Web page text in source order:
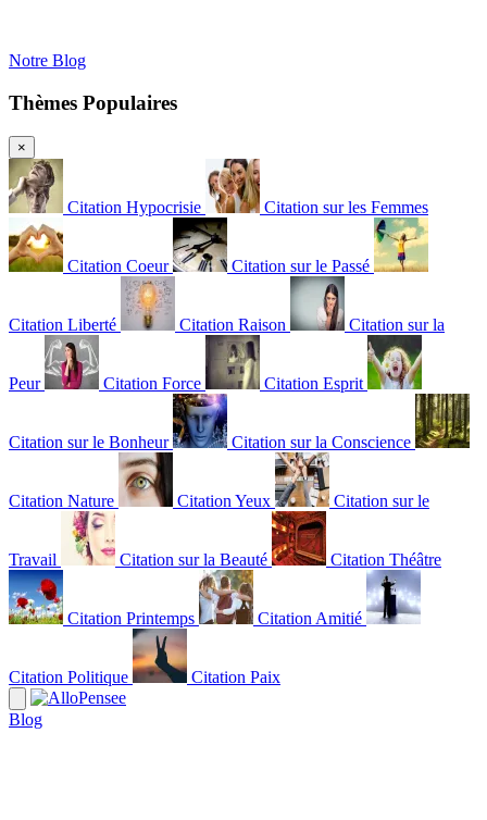
Notre Blog
Thèmes Populaires
×
Citation Hypocrisie Citation sur les Femmes
Citation Coeur Citation sur le Passé
Citation Liberté Citation Raison Citation sur la
Peur Citation Force Citation Esprit
Citation sur le Bonheur Citation sur la Conscience
Citation Nature Citation Yeux Citation sur le
Travail Citation sur la Beauté Citation Théâtre
Citation Printemps Citation Amitié
Citation Politique Citation Paix
Blog